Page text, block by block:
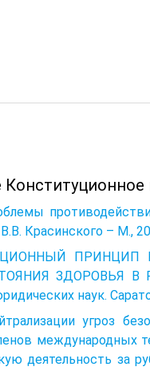
Красинского – М.,
ЗДОРОВЬЯ В
наук.
угроз
международных
деятельность за